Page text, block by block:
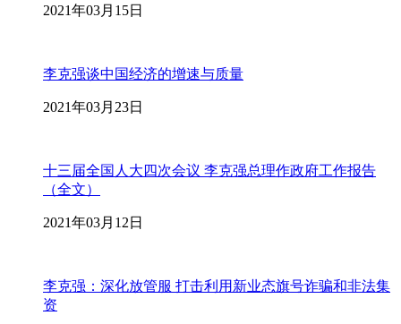
2021年03月15日
李克强谈中国经济的增速与质量
2021年03月23日
十三届全国人大四次会议 李克强总理作政府工作报告
（全文）
2021年03月12日
李克强：深化放管服 打击利用新业态旗号诈骗和非法集
资